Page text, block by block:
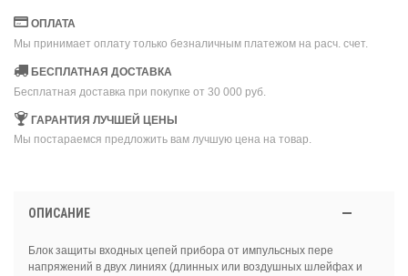
ОПЛАТА
Мы принимает оплату только безналичным платежом на расч. счет.
БЕСПЛАТНАЯ ДОСТАВКА
Бесплатная доставка при покупке от 30 000 руб.
ГАРАНТИЯ ЛУЧШЕЙ ЦЕНЫ
Мы постараемся предложить вам лучшую цена на товар.
ОПИСАНИЕ
Блок защиты входных цепей прибора от импульсных пере
напряжений в двух линиях (длинных или воздушных шлейфах и